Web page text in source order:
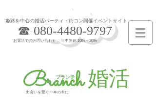
Branch婚活
​ブランチ
姫路を中心の婚活パーティ・街コン開催イベントサイト
​出会いを繋ぐ一本の木に
☎​ 080-4480-9797
お電話でのお問い合わせ 年中無休 10時～20時​